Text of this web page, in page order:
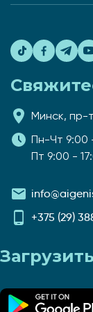
Минск, пр-
Пн-Чт 9:00
Пт 9:00 -
+375 (29)